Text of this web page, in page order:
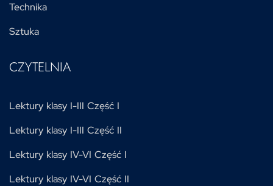
Technika
Sztuka
CZYTELNIA
Lektury klasy I-III Część I
Lektury klasy I-III Część II
Lektury klasy IV-VI Część I
Lektury klasy IV-VI Część II